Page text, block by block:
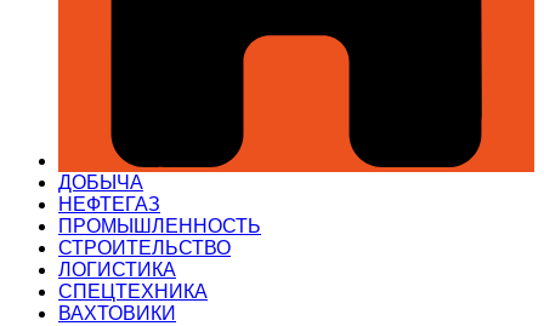
ДОБЫЧА
НЕФТЕГАЗ
ПРОМЫШЛЕННОСТЬ
СТРОИТЕЛЬСТВО
ЛОГИСТИКА
СПЕЦТЕХНИКА
ВАХТОВИКИ